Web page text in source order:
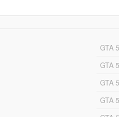
GTA
GTA
GTA
GTA